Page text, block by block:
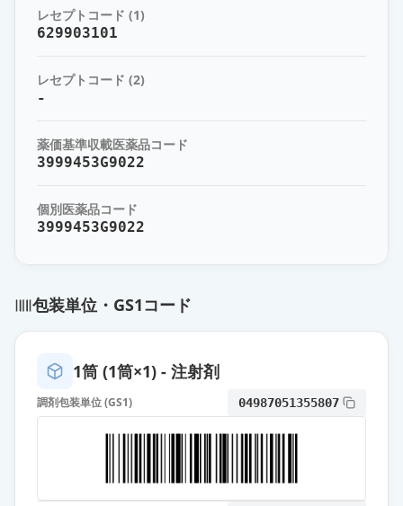
ダルベポエチン アルファBS注
20μgシリンジ「JCR」
薬価 1773 円
ダルベポエチン アルファBS注
40μgシリンジ「JCR」
薬価 2109 円
60μgシリンジ「JCR」
ダルベポエチン アルファBS注
120μgシリンジ「JCR」
薬価 5568 円
通常出荷
レセプトコード (1)
629903101
レセプトコード (2)
-
薬価基準収載医薬品コード
3999453G9022
個別医薬品コード
3999453G9022
包装単位・GS1コード
1筒 (1筒×1) - 注射剤
調剤包装単位 (GS1) 04987051355807